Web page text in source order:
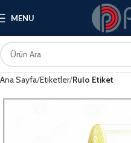
MENU
Ana Sayfa Etiketler Rulo Etiket